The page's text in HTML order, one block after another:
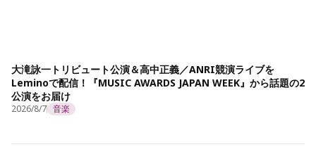
大滝詠一トリビュート公演＆高中正義／ANRI競演ライブを
Leminoで配信！『MUSIC AWARDS JAPAN WEEK』から話題の2
公演をお届け
2026/8/7 音楽